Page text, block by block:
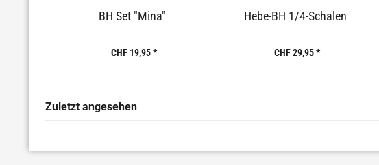
BH Set "Mina"
CHF 19,95 *
Hebe-BH 1/4-Schalen
CHF 29,95 *
Zuletzt angesehen